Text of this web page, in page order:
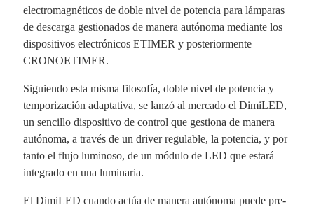
electromagnéticos de doble nivel de potencia para lámparas
de descarga gestionados de manera autónoma mediante los
dispositivos electrónicos ETIMER y posteriormente
CRONOETIMER.
Siguiendo esta misma filosofía, doble nivel de potencia y
temporización adaptativa, se lanzó al mercado el DimiLED,
un sencillo dispositivo de control que gestiona de manera
autónoma, a través de un driver regulable, la potencia, y por
tanto el flujo luminoso, de un módulo de LED que estará
integrado en una luminaria.
El DimiLED cuando actúa de manera autónoma puede pre-